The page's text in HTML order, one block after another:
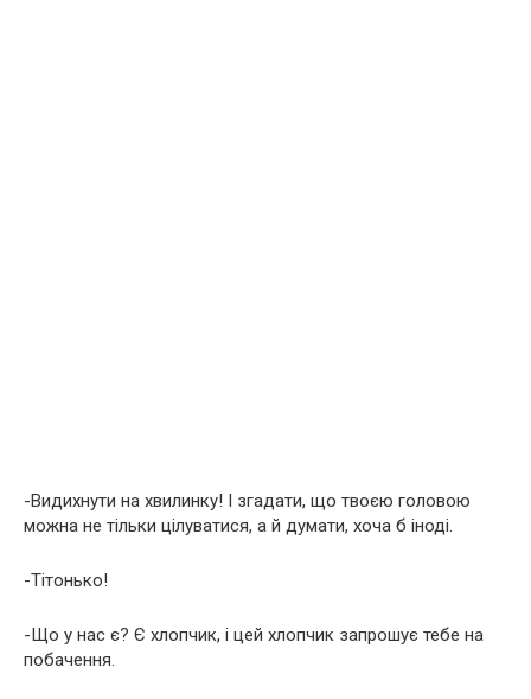
-Видихнути на хвилинку! І згадати, що твоєю головою
можна не тільки цілуватися, а й думати, хоча б іноді.
-Тітонько!
-Що у нас є? Є хлопчик, і цей хлопчик запрошує тебе на
побачення.